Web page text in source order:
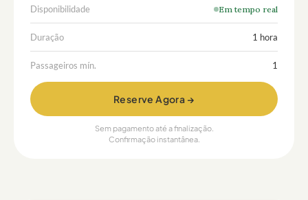
Disponibilidade Em tempo real
Duração 1 hora
Passageiros mín. 1
Reserve Agora →
Sem pagamento até a finalização.
Confirmação instantânea.